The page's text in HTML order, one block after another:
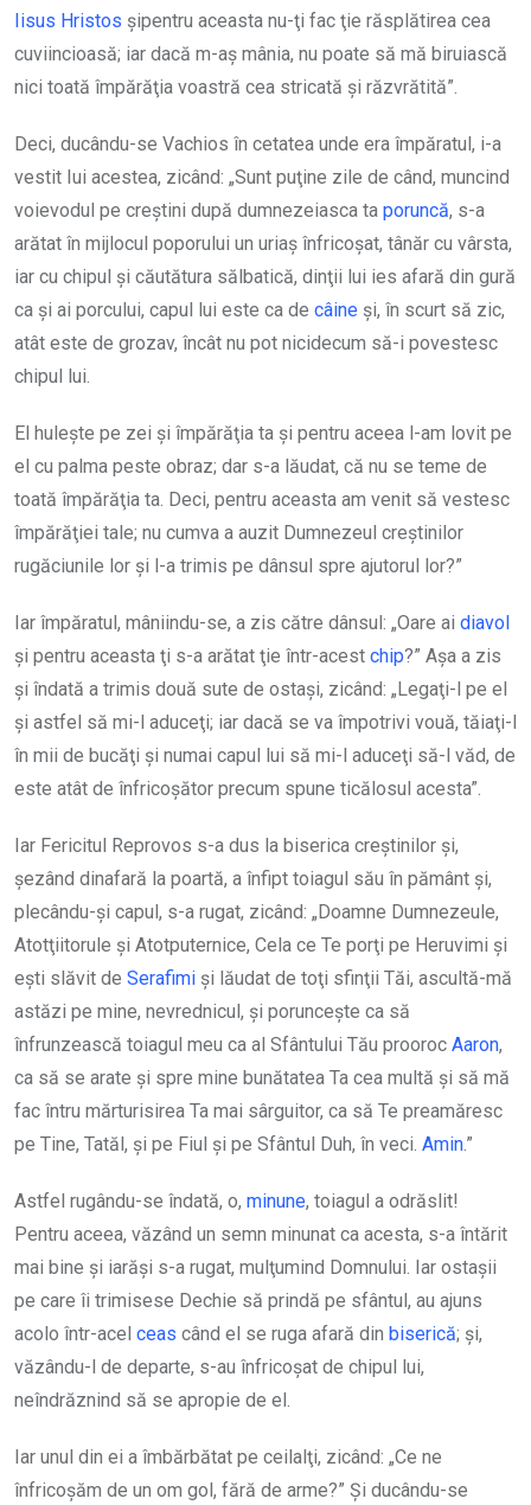
Iisus Hristos şipentru aceasta nu-ţi fac ţie răsplătirea cea
cuviincioasă; iar dacă m-aş mânia, nu poate să mă biruiască
nici toată împărăţia voastră cea stricată şi răzvrătită”.
Deci, ducându-se Vachios în cetatea unde era împăratul, i-a
vestit Iui acestea, zicând: „Sunt puţine zile de când, muncind
voievodul pe creştini după dumnezeiasca ta poruncă, s-a
arătat în mijlocul poporului un uriaş înfricoşat, tânăr cu vârsta,
iar cu chipul şi căutătura sălbatică, dinţii lui ies afară din gură
ca şi ai porcului, capul lui este ca de câine şi, în scurt să zic,
atât este de grozav, încât nu pot nicidecum să-i povestesc
chipul lui.
El huleşte pe zei şi împărăţia ta şi pentru aceea l-am lovit pe
el cu palma peste obraz; dar s-a lăudat, că nu se teme de
toată împărăţia ta. Deci, pentru aceasta am venit să vestesc
împărăţiei tale; nu cumva a auzit Dumnezeul creştinilor
rugăciunile lor şi l-a trimis pe dânsul spre ajutorul lor?”
Iar împăratul, mâniindu-se, a zis către dânsul: „Oare ai diavol
şi pentru aceasta ţi s-a arătat ţie într-acest chip?” Aşa a zis
şi îndată a trimis două sute de ostaşi, zicând: „Legaţi-l pe el
şi astfel să mi-l aduceţi; iar dacă se va împotrivi vouă, tăiaţi-l
în mii de bucăţi şi numai capul lui să mi-l aduceţi să-l văd, de
este atât de înfricoşător precum spune ticălosul acesta”.
Iar Fericitul Reprovos s-a dus la biserica creştinilor şi,
şezând dinafară la poartă, a înfipt toiagul său în pământ şi,
plecându-şi capul, s-a rugat, zicând: „Doamne Dumne­zeule,
Atotţiitorule şi Atotputernice, Cela ce Te porţi pe Heruvimi şi
eşti slăvit de Serafimi şi lăudat de toţi sfinţii Tăi, ascultă-mă
astăzi pe mine, nevrednicul, şi porunceşte ca să
înfrunzească toiagul meu ca al Sfântului Tău prooroc Aaron,
ca să se arate şi spre mine bunătatea Ta cea multă şi să mă
fac întru mărturisirea Ta mai sârguitor, ca să Te preamăresc
pe Tine, Tatăl, şi pe Fiul şi pe Sfântul Duh, în veci. Amin.”
Astfel rugându-se îndată, o, minune, toiagul a odrăslit!
Pentru aceea, văzând un semn minunat ca acesta, s-a întărit
mai bine şi iarăşi s-a rugat, mulţumind Domnului. Iar ostaşii
pe care îi trimisese Dechie să prindă pe sfântul, au ajuns
acolo într-acel ceas când el se ruga afară din biserică; şi,
văzându-l de departe, s-au înfricoşat de chipul lui,
neîndrăznind să se apropie de el.
Iar unul din ei a îmbărbătat pe ceilalţi, zicând: „Ce ne
înfricoşăm de un om gol, fără de arme?” Şi ducându-se